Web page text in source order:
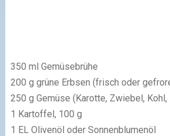
350 ml Gemüsebrühe
200 g grüne Erbsen (frisch oder
250 g Gemüse (Karotte, Zwiebel, Kohl,
1 Kartoffel, 100 g
1 EL Olivenöl oder Sonnenblumenöl